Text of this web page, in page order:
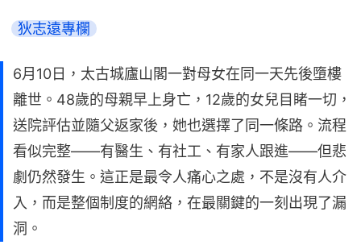
狄志遠專欄
6月10日，太古城廬山閣一對母女在同一天先後墮樓
離世。48歲的母親早上身亡，12歲的女兒目睹一切，
送院評估並隨父返家後，她也選擇了同一條路。流程
看似完整——有醫生、有社工、有家人跟進——但悲
劇仍然發生。這正是最令人痛心之處，不是沒有人介
入，而是整個制度的網絡，在最關鍵的一刻出現了漏
洞。